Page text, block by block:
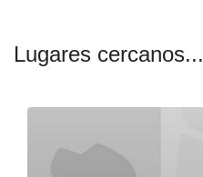
Lugares cercanos...